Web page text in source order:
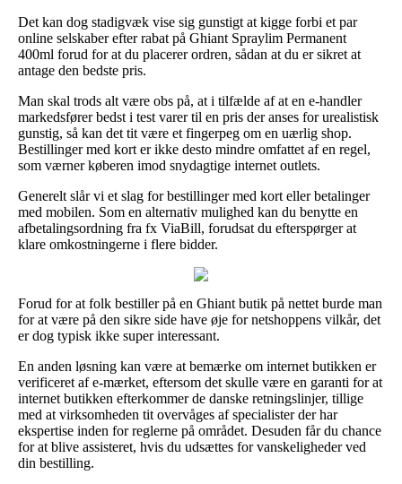
Det kan dog stadigvæk vise sig gunstigt at kigge forbi et par
online selskaber efter rabat på Ghiant Spraylim Permanent
400ml forud for at du placerer ordren, sådan at du er sikret at
antage den bedste pris.
Man skal trods alt være obs på, at i tilfælde af at en e-handler
markedsfører bedst i test varer til en pris der anses for urealistisk
gunstig, så kan det tit være et fingerpeg om en uærlig shop.
Bestillinger med kort er ikke desto mindre omfattet af en regel,
som værner køberen imod snydagtige internet outlets.
Generelt slår vi et slag for bestillinger med kort eller betalinger
med mobilen. Som en alternativ mulighed kan du benytte en
afbetalingsordning fra fx ViaBill, forudsat du efterspørger at
klare omkostningerne i flere bidder.
Forud for at folk bestiller på en Ghiant butik på nettet burde man
for at være på den sikre side have øje for netshoppens vilkår, det
er dog typisk ikke super interessant.
En anden løsning kan være at bemærke om internet butikken er
verificeret af e-mærket, eftersom det skulle være en garanti for at
internet butikken efterkommer de danske retningslinjer, tillige
med at virksomheden tit overvåges af specialister der har
ekspertise inden for reglerne på området. Desuden får du chance
for at blive assisteret, hvis du udsættes for vanskeligheder ved
din bestilling.